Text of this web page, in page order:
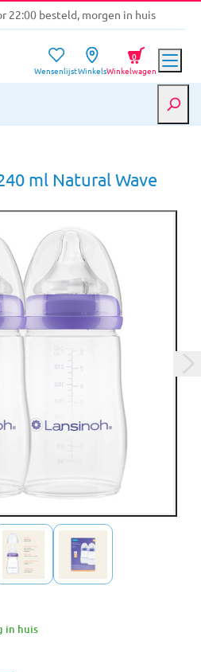
22:00 besteld, morgen in huis
vanaf €39,-
22:00 besteld, morgen in huis
WensenlijstWinkelsWinkelwagen
0
ml Natural Wave
in huis